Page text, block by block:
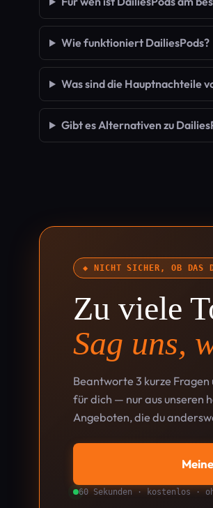
Wie funktioniert DailiesPods?
Was sind die Hauptnachteile
Gibt es Alternativen zu
◆ NICHT SICHER, OB DAS
Zu viele
Sag uns,
Beantworte 3 kurze
für dich — nur aus unseren
Angeboten, die du
60 Sekunden · kostenlos ·